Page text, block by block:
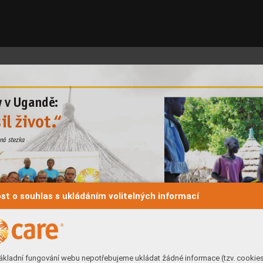
o souhlas s ukládáním volitelných informací
fungování webu nepotřebujeme ukládat žádné informace (tzv. cookies
vUgandě:
život.“
stezka